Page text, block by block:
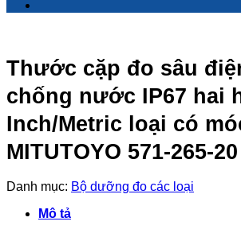
Thước cặp đo sâu
chống nước IP67 hai
Inch/Metric loại có
MITUTOYO 571-265-20
Danh mục: Bộ dưỡng đo các loại
Mô tả